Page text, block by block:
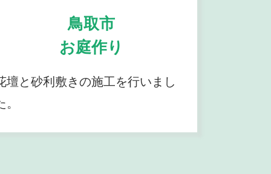
鳥取市
お庭作り
壇と砂利敷きの施工を行いまし
。